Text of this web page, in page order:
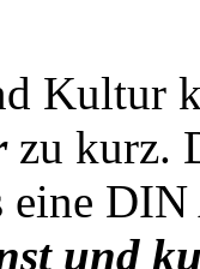
Kultur
zu kurz.
eine
und